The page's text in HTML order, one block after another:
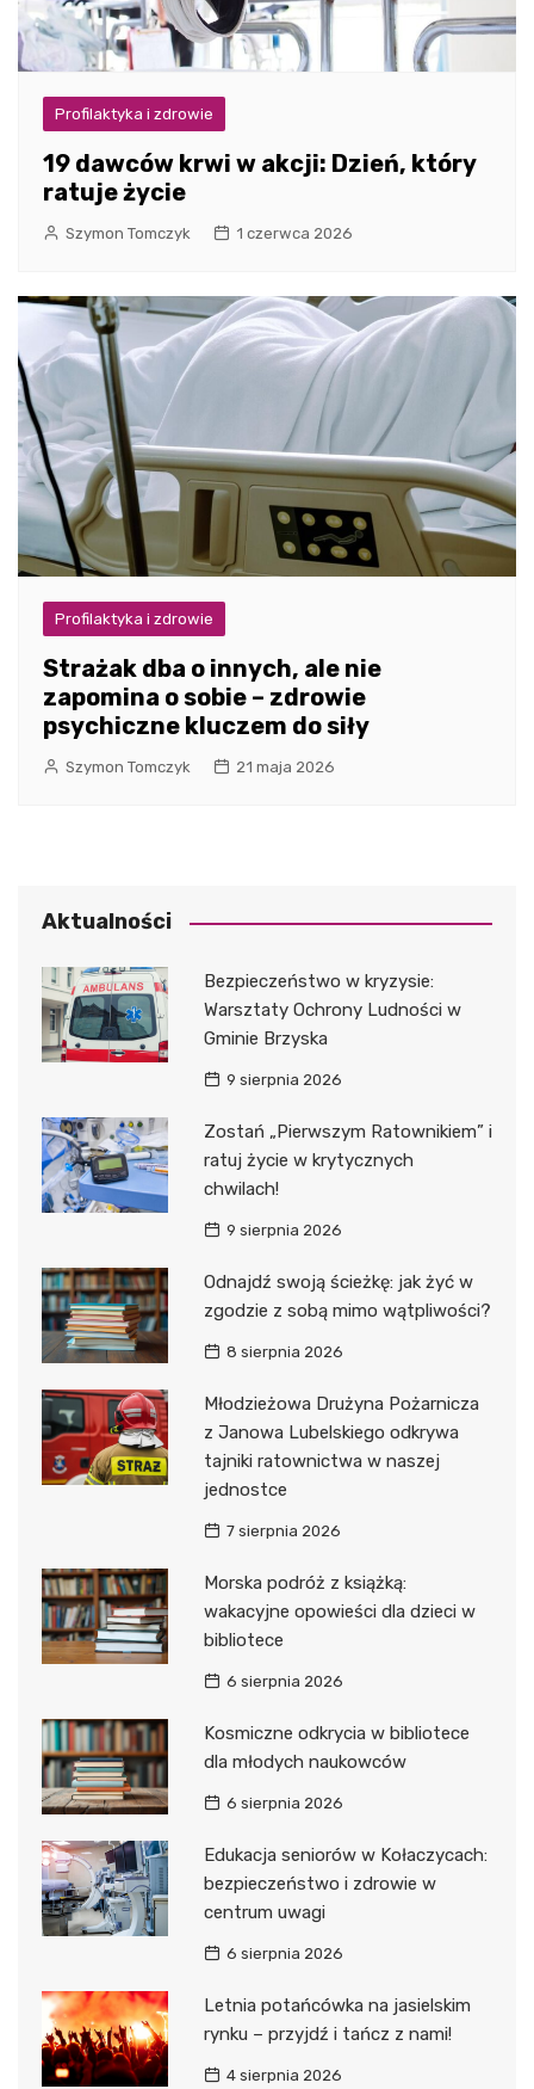
Profilaktyka i zdrowie
19 dawców krwi w akcji: Dzień, który
ratuje życie
Szymon Tomczyk 1 czerwca 2026
Profilaktyka i zdrowie
Strażak dba o innych, ale nie
zapomina o sobie – zdrowie
psychiczne kluczem do siły
Szymon Tomczyk 21 maja 2026
Aktualności
Bezpieczeństwo w kryzysie:
Warsztaty Ochrony Ludności w
Gminie Brzyska
9 sierpnia 2026
Zostań „Pierwszym Ratownikiem” i
ratuj życie w krytycznych
chwilach!
9 sierpnia 2026
Odnajdź swoją ścieżkę: jak żyć w
zgodzie z sobą mimo wątpliwości?
8 sierpnia 2026
Młodzieżowa Drużyna Pożarnicza
z Janowa Lubelskiego odkrywa
tajniki ratownictwa w naszej
jednostce
7 sierpnia 2026
Morska podróż z książką:
wakacyjne opowieści dla dzieci w
bibliotece
6 sierpnia 2026
Kosmiczne odkrycia w bibliotece
dla młodych naukowców
6 sierpnia 2026
Edukacja seniorów w Kołaczycach:
bezpieczeństwo i zdrowie w
centrum uwagi
6 sierpnia 2026
Letnia potańcówka na jasielskim
rynku – przyjdź i tańcz z nami!
4 sierpnia 2026